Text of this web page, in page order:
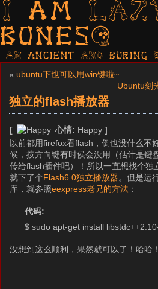
I am
bones?
AN ancient AND boring
« ubuntu下也可以用win键啦~
Ubuntu刻
独立的flash播放器
[ 心情: Happy]
以前都用firefox看flash，倒也没什么不
候，按方向键有时侯会没用（估计是键
传给flash插件吧）！所以一直想找个独
就下了个Flash6.0独立播放器。但是运
库，就参照eexpress老兄的方法 ：
代码:
$ sudo apt-get install
没想到这么顺利，果然就可以了！哈哈！